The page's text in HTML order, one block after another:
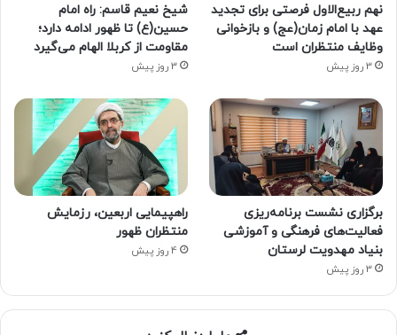
نهم ربیع‌الاول فرصتی برای تجدید
عهد با امام زمان(عج) و بازخوانی
وظایف منتظران است
3 روز پیش
شیخ نعیم قاسم: راه امام
حسین(ع) تا ظهور ادامه دارد؛
مقاومت از کربلا الهام می‌گیرد
3 روز پیش
برگزاری نشست برنامه‌ریزی
فعالیت‌های فرهنگی و آموزشی
بنیاد مهدویت لرستان
3 روز پیش
راهپیمایی اربعین، رزمایش
منتظران ظهور
4 روز پیش